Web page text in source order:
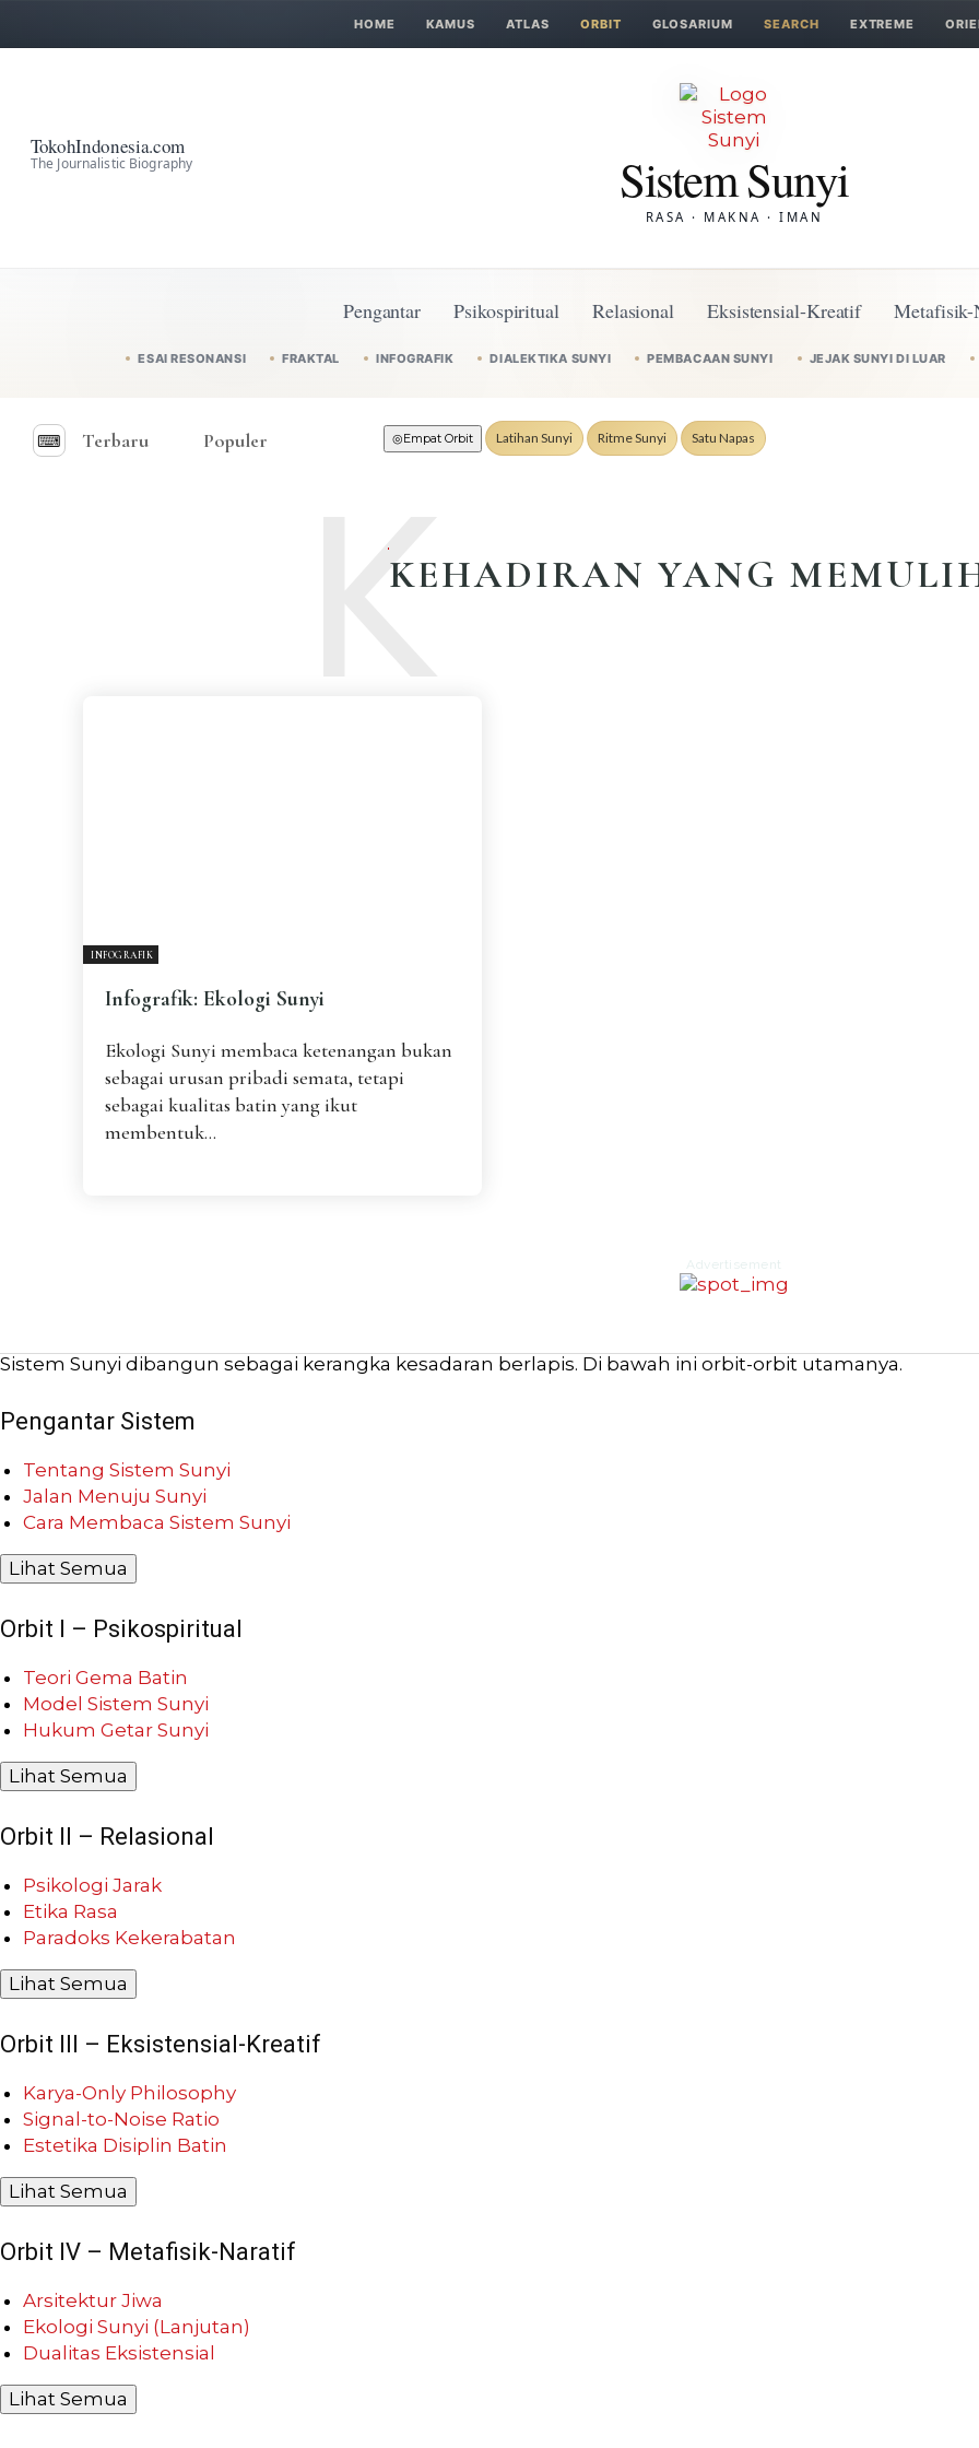
HOME KAMUS ATLAS ORBIT GLOSARIUM SEARCH EXTREME
TokohIndonesia.com
The Journalistic Biography Sistem Sunyi
RASA · MAKNA · IMAN
Pengantar Psikospiritual Relasional Eksistensial-Kreatif
ESAI RESONANSI FRAKTAL INFOGRAFIK DIALEKTIKA SUNYI PEMBACAAN SUNYI JEJAK SUNYI DI LUAR
⌨︎ Terbaru Populer ◎Empat Orbit Latihan Sunyi Ritme Sunyi Satu Napas
KEHADIRAN YANG
K
INFOGRAFIK
Infografik: Ekologi Sunyi
Ekologi Sunyi membaca ketenangan bukan
sebagai urusan pribadi semata, tetapi
sebagai kualitas batin yang ikut
membentuk...
Advertisement
Sistem Sunyi dibangun sebagai kerangka kesadaran berlapis. Di bawah ini orbit-orbit utamanya.
Pengantar Sistem
Tentang Sistem Sunyi
Jalan Menuju Sunyi
Cara Membaca Sistem Sunyi
Lihat Semua
Orbit I – Psikospiritual
Teori Gema Batin
Model Sistem Sunyi
Hukum Getar Sunyi
Lihat Semua
Orbit II – Relasional
Psikologi Jarak
Etika Rasa
Paradoks Kekerabatan
Lihat Semua
Orbit III – Eksistensial-Kreatif
Karya-Only Philosophy
Signal-to-Noise Ratio
Estetika Disiplin Batin
Lihat Semua
Orbit IV – Metafisik-Naratif
Arsitektur Jiwa
Ekologi Sunyi (Lanjutan)
Dualitas Eksistensial
Lihat Semua